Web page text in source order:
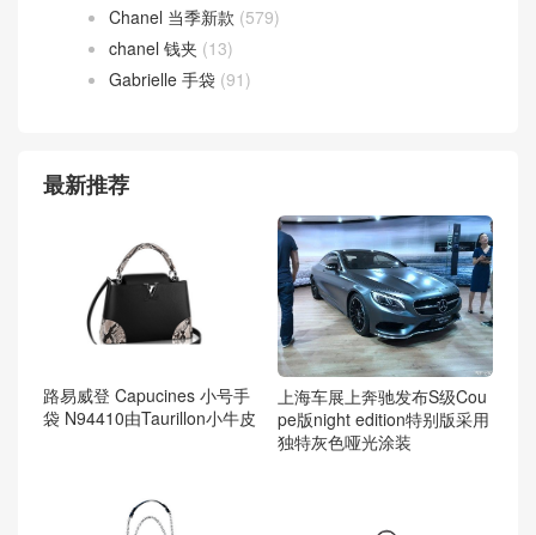
Chanel 当季新款 (579)
chanel 钱夹 (13)
Gabrielle 手袋 (91)
最新推荐
路易威登 Capucines 小号手
袋 N94410由Taurillon小牛皮
上海车展上奔驰发布S级Cou
pe版night edition特别版采用
独特灰色哑光涂装